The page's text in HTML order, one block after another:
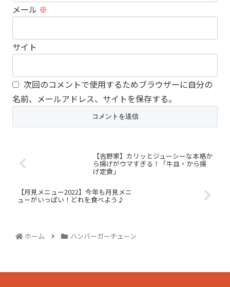
メール ※
サイト
次回のコメントで使用するためブラウザーに自分の
名前、メールアドレス、サイトを保存する。
【吉野家】カリッとジューシーな本格か
ら揚げがウマすぎる！「牛皿・から揚
げ定食」
【月見メニュー2022】今年も月見メニ
ューがいっぱい！どれを食べよう♪
ホーム ハンバーガーチェーン